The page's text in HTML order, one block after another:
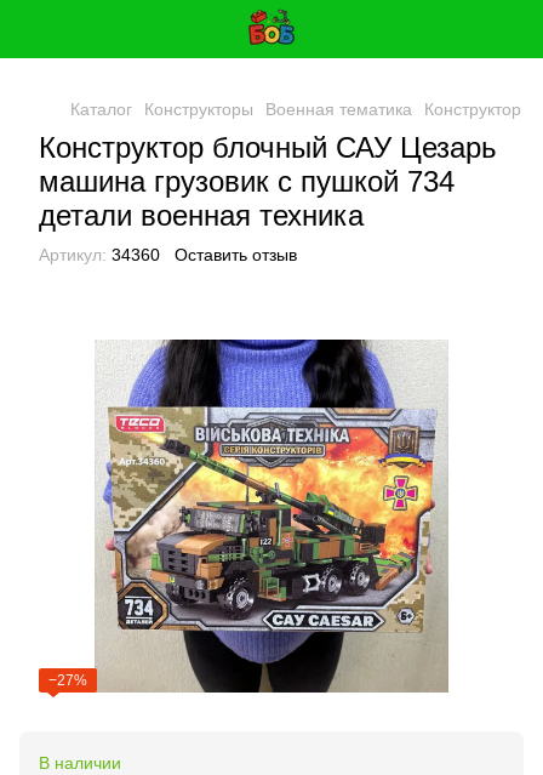
Каталог Конструкторы Военная тематика Конструктор
Конструктор блочный САУ Цезарь
машина грузовик с пушкой 734
детали военная техника
Артикул: 34360 Оставить отзыв
−27%
В наличии